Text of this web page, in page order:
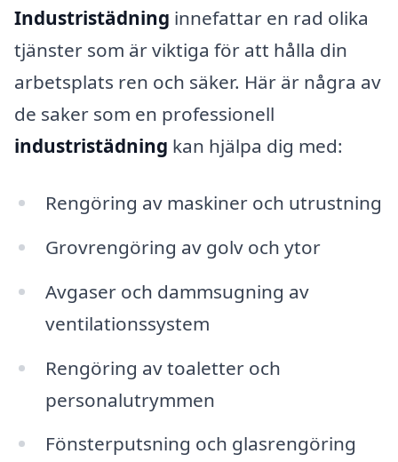
Industristädning innefattar en rad olika
tjänster som är viktiga för att hålla din
arbetsplats ren och säker. Här är några av
de saker som en professionell
industristädning kan hjälpa dig med:
Rengöring av maskiner och utrustning
Grovrengöring av golv och ytor
Avgaser och dammsugning av
ventilationssystem
Rengöring av toaletter och
personalutrymmen
Fönsterputsning och glasrengöring